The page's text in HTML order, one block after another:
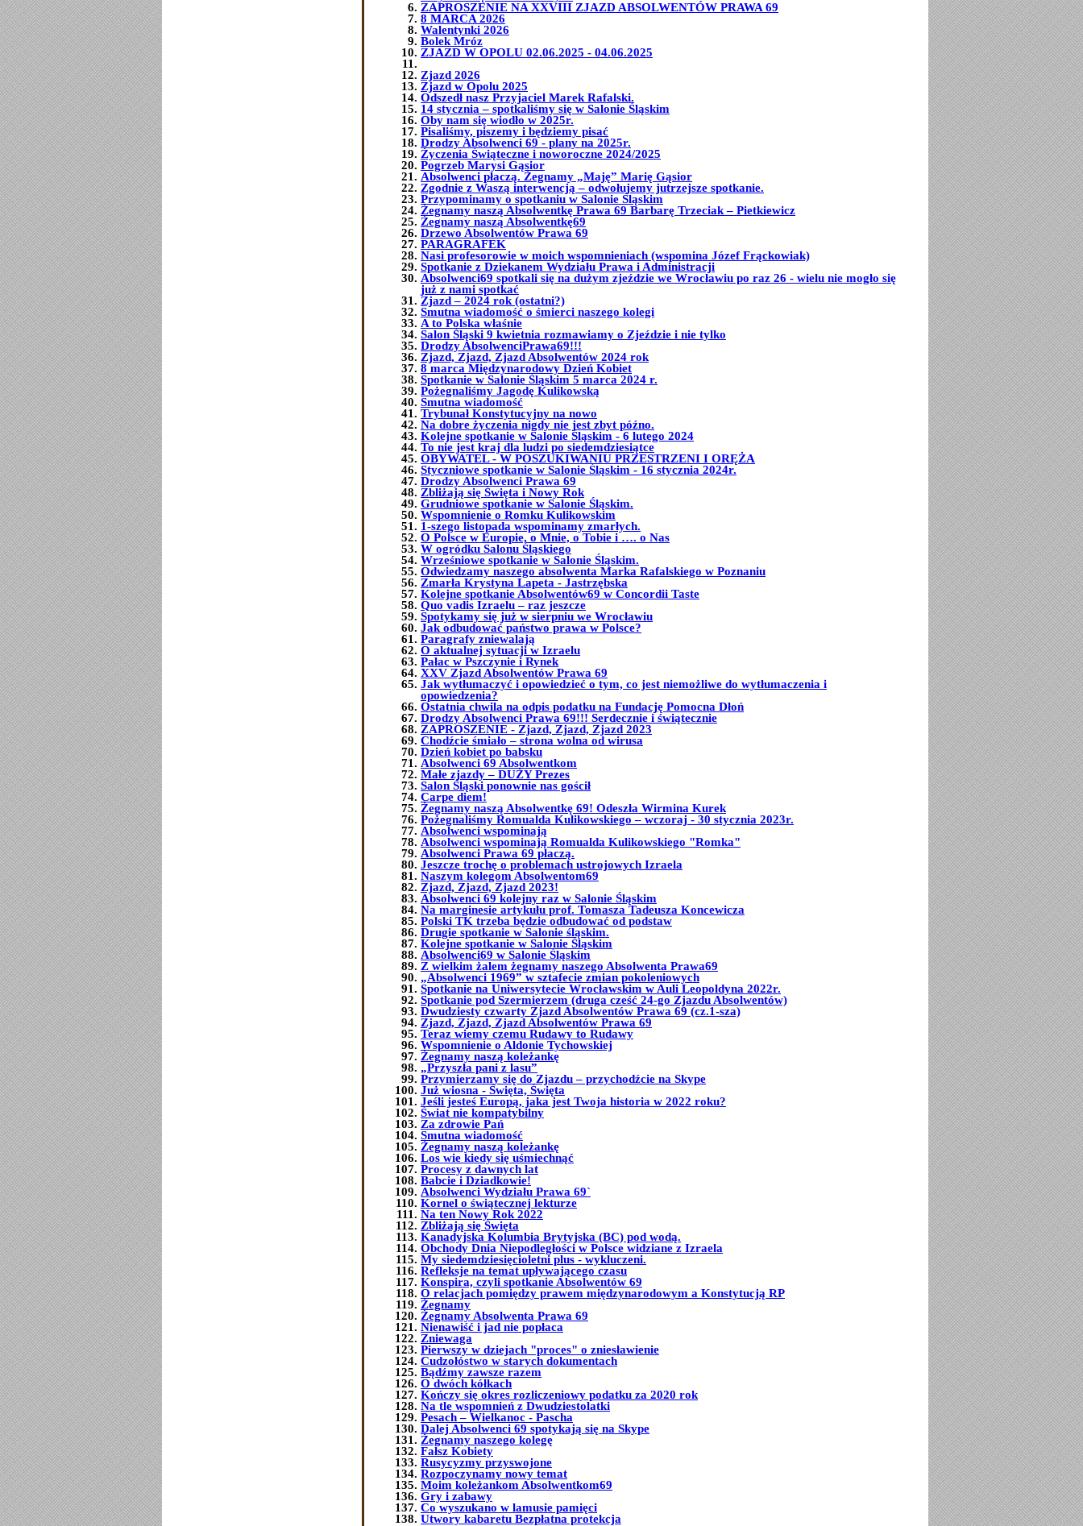
ZAPROSZENIE NA XXVIII ZJAZD ABSOLWENTÓW PRAWA 69
8 MARCA 2026
Walentynki 2026
Bolek Mróz
ZJAZD W OPOLU 02.06.2025 - 04.06.2025
Zjazd 2026
Zjazd w Opolu 2025
Odszedł nasz Przyjaciel Marek Rafalski.
14 stycznia – spotkaliśmy się w Salonie Śląskim
Oby nam się wiodło w 2025r.
Pisaliśmy, piszemy i będziemy pisać
Drodzy Absolwenci 69 - plany na 2025r.
Życzenia Świąteczne i noworoczne 2024/2025
Pogrzeb Marysi Gąsior
Absolwenci płaczą. Żegnamy „Maję” Marię Gąsior
Zgodnie z Waszą interwencją – odwołujemy jutrzejsze spotkanie.
Przypominamy o spotkaniu w Salonie Śląskim
Żegnamy naszą Absolwentkę Prawa 69 Barbarę Trzeciak – Pietkiewicz
Żegnamy naszą Absolwentkę69
Drzewo Absolwentów Prawa 69
PARAGRAFEK
Nasi profesorowie w moich wspomnieniach (wspomina Józef Frąckowiak)
Spotkanie z Dziekanem Wydziału Prawa i Administracji
Absolwenci69 spotkali się na dużym zjeździe we Wrocławiu po raz 26 - wielu nie mogło się
już z nami spotkać
Zjazd – 2024 rok (ostatni?)
Smutna wiadomość o śmierci naszego kolegi
A to Polska właśnie
Salon Śląski 9 kwietnia rozmawiamy o Zjeździe i nie tylko
Drodzy AbsolwenciPrawa69!!!
Zjazd, Zjazd, Zjazd Absolwentów 2024 rok
8 marca Międzynarodowy Dzień Kobiet
Spotkanie w Salonie Śląskim 5 marca 2024 r.
Pożegnaliśmy Jagodę Kulikowską
Smutna wiadomość
Trybunał Konstytucyjny na nowo
Na dobre życzenia nigdy nie jest zbyt późno.
Kolejne spotkanie w Salonie Śląskim - 6 lutego 2024
To nie jest kraj dla ludzi po siedemdziesiątce
OBYWATEL - W POSZUKIWANIU PRZESTRZENI I ORĘŻA
Styczniowe spotkanie w Salonie Śląskim - 16 stycznia 2024r.
Drodzy Absolwenci Prawa 69
Zbliżają się Święta i Nowy Rok
Grudniowe spotkanie w Salonie Śląskim.
Wspomnienie o Romku Kulikowskim
1-szego listopada wspominamy zmarłych.
O Polsce w Europie, o Mnie, o Tobie i …. o Nas
W ogródku Salonu Śląskiego
Wrześniowe spotkanie w Salonie Śląskim.
Odwiedzamy naszego absolwenta Marka Rafalskiego w Poznaniu
Zmarła Krystyna Lapeta - Jastrzębska
Kolejne spotkanie Absolwentów69 w Concordii Taste
Quo vadis Izraelu – raz jeszcze
Spotykamy się już w sierpniu we Wrocławiu
Jak odbudować państwo prawa w Polsce?
Paragrafy zniewalają
O aktualnej sytuacji w Izraelu
Pałac w Pszczynie i Rynek
XXV Zjazd Absolwentów Prawa 69
Jak wytłumaczyć i opowiedzieć o tym, co jest niemożliwe do wytłumaczenia i
opowiedzenia?
Ostatnia chwila na odpis podatku na Fundację Pomocna Dłoń
Drodzy Absolwenci Prawa 69!!! Serdecznie i świątecznie
ZAPROSZENIE - Zjazd, Zjazd, Zjazd 2023
Chodźcie śmiało – strona wolna od wirusa
Dzień kobiet po babsku
Absolwenci 69 Absolwentkom
Małe zjazdy – DUŻY Prezes
Salon Śląski ponownie nas gościł
Carpe diem!
Żegnamy naszą Absolwentkę 69! Odeszła Wirmina Kurek
Pożegnaliśmy Romualda Kulikowskiego – wczoraj - 30 stycznia 2023r.
Absolwenci wspominają
Absolwenci wspominają Romualda Kulikowskiego "Romka"
Absolwenci Prawa 69 płaczą.
Jeszcze trochę o problemach ustrojowych Izraela
Naszym kolegom Absolwentom69
Zjazd, Zjazd, Zjazd 2023!
Absolwenci 69 kolejny raz w Salonie Śląskim
Na marginesie artykułu prof. Tomasza Tadeusza Koncewicza
Polski TK trzeba będzie odbudować od podstaw
Drugie spotkanie w Salonie śląskim.
Kolejne spotkanie w Salonie Śląskim
Absolwenci69 w Salonie Śląskim
Z wielkim żalem żegnamy naszego Absolwenta Prawa69
„Absolwenci 1969” w sztafecie zmian pokoleniowych
Spotkanie na Uniwersytecie Wrocławskim w Auli Leopoldyna 2022r.
Spotkanie pod Szermierzem (druga cześć 24-go Zjazdu Absolwentów)
Dwudziesty czwarty Zjazd Absolwentów Prawa 69 (cz.1-sza)
Zjazd, Zjazd, Zjazd Absolwentów Prawa 69
Teraz wiemy czemu Rudawy to Rudawy
Wspomnienie o Aldonie Tychowskiej
Żegnamy naszą koleżankę
„Przyszła pani z lasu”
Przymierzamy się do Zjazdu – przychodźcie na Skype
Już wiosna - Święta, Święta
Jeśli jesteś Europą, jaka jest Twoja historia w 2022 roku?
Świat nie kompatybilny
Za zdrowie Pań
Smutna wiadomość
Żegnamy naszą koleżankę
Los wie kiedy się uśmiechnąć
Procesy z dawnych lat
Babcie i Dziadkowie!
Absolwenci Wydziału Prawa 69`
Kornel o świątecznej lekturze
Na ten Nowy Rok 2022
Zbliżają się Święta
Kanadyjska Kolumbia Brytyjska (BC) pod wodą.
Obchody Dnia Niepodległości w Polsce widziane z Izraela
My siedemdziesięcioletni plus - wykluczeni.
Refleksje na temat upływającego czasu
Konspira, czyli spotkanie Absolwentów 69
O relacjach pomiędzy prawem międzynarodowym a Konstytucją RP
Żegnamy
Żegnamy Absolwenta Prawa 69
Nienawiść i jad nie popłaca
Zniewaga
Pierwszy w dziejach "proces" o zniesławienie
Cudzołóstwo w starych dokumentach
Bądźmy zawsze razem
O dwóch kółkach
Kończy się okres rozliczeniowy podatku za 2020 rok
Na tle wspomnień z Dwudziestolatki
Pesach – Wielkanoc - Pascha
Dalej Absolwenci 69 spotykają się na Skype
Żegnamy naszego kolegę
Fałsz Kobiety
Rusycyzmy przyswojone
Rozpoczynamy nowy temat
Moim koleżankom Absolwentkom69
Gry i zabawy
Co wyszukano w lamusie pamięci
Utwory kabaretu Bezpłatna protekcja